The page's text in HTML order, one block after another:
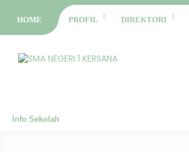
HOME PROFIL DIREKTORI
Info Sekolah